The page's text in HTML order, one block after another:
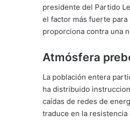
presidente del Partido
el factor más fuerte para
proporciona contra una
Atmósfera
La población entera
ha distribuido
caídas de redes de
traduce en la resistencia